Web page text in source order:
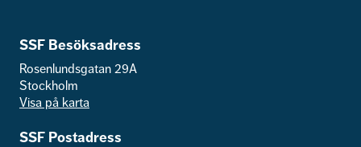
SSF Besöksadress
Rosenlundsgatan 29A
Stockholm
Visa på karta
SSF Postadress